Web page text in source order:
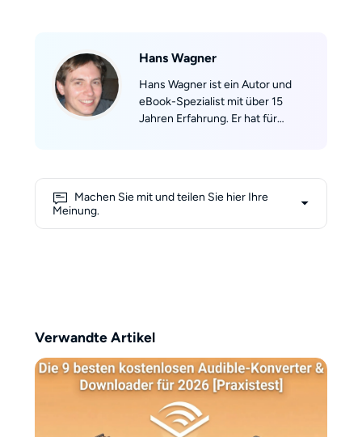
Hans Wagner
Hans Wagner ist ein Autor und
eBook-Spezialist mit über 15
Jahren Erfahrung. Er hat für
ultimative EPUB-Guide. Seine
Machen Sie mit und teilen Sie hier Ihre
Meinung.
Verwandte Artikel